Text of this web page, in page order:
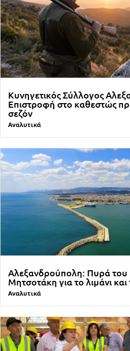
Κυνηγετικός Σύλλογος
Επιστροφή στο καθεστώς
σεζόν
Αναλυτικά
Αλεξανδρούπολη: Πυρά
Μητσοτάκη για το λιμάνι και
Αναλυτικά